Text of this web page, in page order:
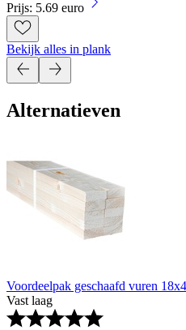
Prijs: 5.69 euro
Bekijk alles in plank
Alternatieven
Voordeelpak geschaafd vuren
Vast laag